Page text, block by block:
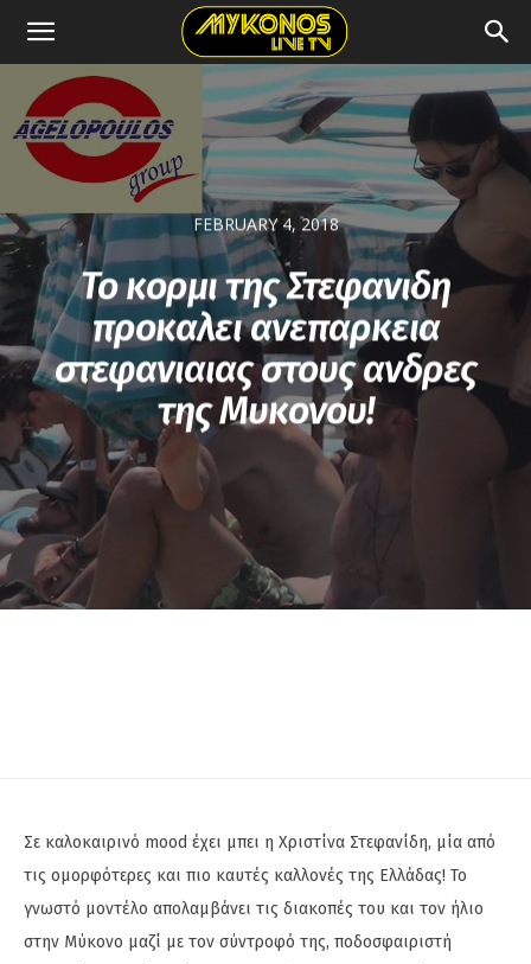
FEBRUARY 4, 2018
Το κορμι της Στεφανιδη
προκαλει ανεπαρκεια
στεφανιαιας στους ανδρες
της Μυκονου!
Σε καλοκαιρινό mood έχει μπει η Χριστίνα Στεφανίδη, μία από
τις ομορφότερες και πιο καυτές καλλονές της Ελλάδας! Το
γνωστό μοντέλο απολαμβάνει τις διακοπές του και τον ήλιο
στην Μύκονο μαζί με τον σύντροφό της, ποδοσφαιριστή